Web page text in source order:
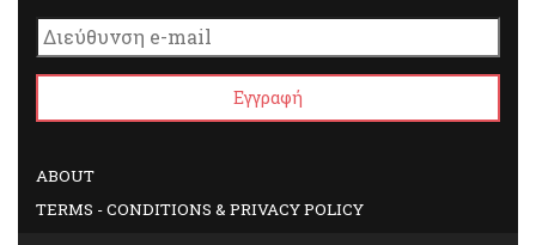
ABOUT
TERMS - CONDITIONS & PRIVACY POLICY